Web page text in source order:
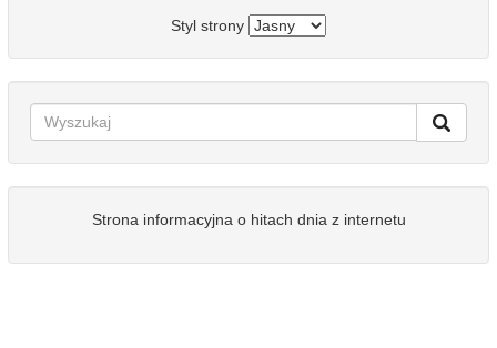
Styl strony
Strona informacyjna o hitach dnia z internetu